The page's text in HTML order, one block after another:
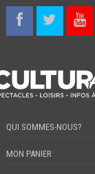
QUI SOMMES-NOUS?
MON PANIER